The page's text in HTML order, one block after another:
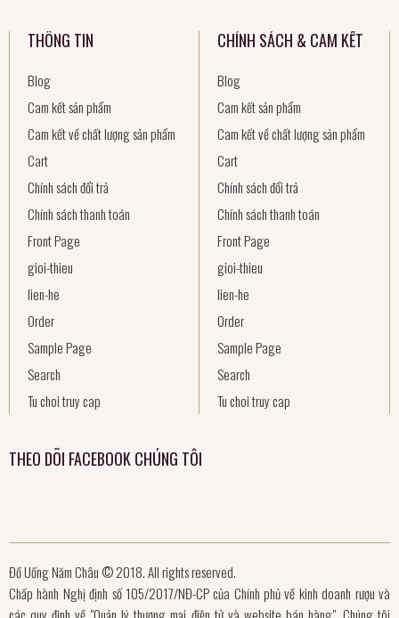
THÔNG TIN
Blog
Cam kết sản phẩm
Cam kết về chất lượng sản phẩm
Cart
Chính sách đổi trả
Chính sách thanh toán
Front Page
gioi-thieu
lien-he
Order
Sample Page
Search
Tu choi truy cap
CHÍNH SÁCH & CAM KẾT
Blog
Cam kết sản phẩm
Cam kết về chất lượng sản phẩm
Cart
Chính sách đổi trả
Chính sách thanh toán
Front Page
gioi-thieu
lien-he
Order
Sample Page
Search
Tu choi truy cap
THEO DÕI FACEBOOK CHÚNG TÔI
Đồ Uống Năm Châu © 2018. All rights reserved.
Chấp hành Nghị định số 105/2017/NĐ-CP của Chính phủ về kinh doanh rượu và